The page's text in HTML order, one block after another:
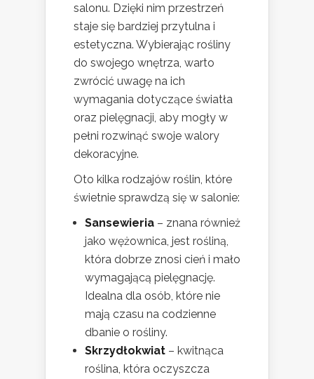
salonu. Dzięki nim przestrzeń
staje się bardziej przytulna i
estetyczna. Wybierając rośliny
do swojego wnętrza, warto
zwrócić uwagę na ich
wymagania dotyczące światła
oraz pielęgnacji, aby mogły w
pełni rozwinąć swoje walory
dekoracyjne.
Oto kilka rodzajów roślin, które
świetnie sprawdzą się w salonie:
Sansewieria – znana również
jako wężownica, jest rośliną,
która dobrze znosi cień i mało
wymagającą pielęgnację.
Idealna dla osób, które nie
mają czasu na codzienne
dbanie o rośliny.
Skrzydłokwiat – kwitnąca
roślina, która oczyszcza